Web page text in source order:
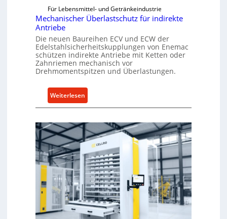
Für Lebensmittel- und Getränkeindustrie
Mechanischer Überlastschutz für indirekte
Antriebe
Die neuen Baureihen ECV und ECW der
Edelstahlsicherheitskupplungen von Enemac
schützen indirekte Antriebe mit Ketten oder
Zahnriemen mechanisch vor
Drehmomentspitzen und Überlastungen.
Weiterlesen
M
c
h
n
c
h
e